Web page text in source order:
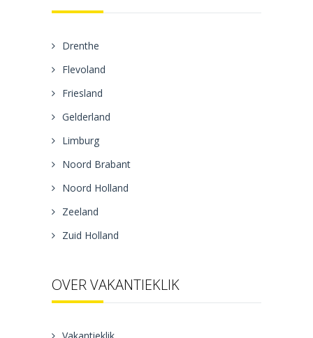
Drenthe
Flevoland
Friesland
Gelderland
Limburg
Noord Brabant
Noord Holland
Zeeland
Zuid Holland
OVER VAKANTIEKLIK